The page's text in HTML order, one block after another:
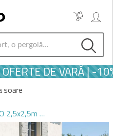
DE VARĂ | -10%
soare
2,5x2,5m …